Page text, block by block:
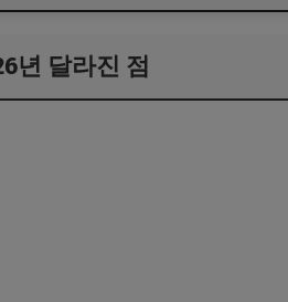
년 달라진 점